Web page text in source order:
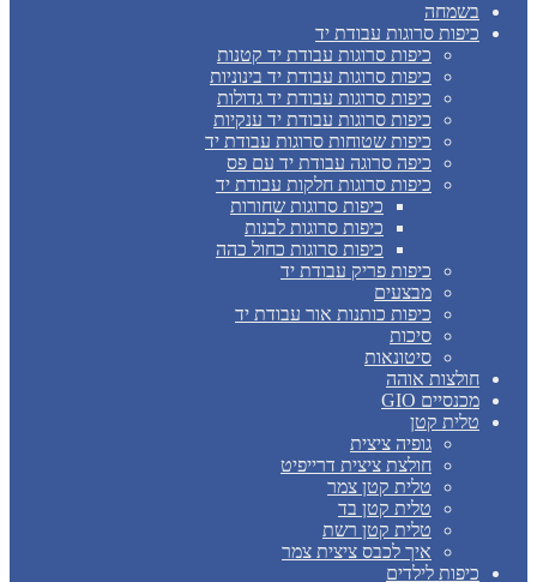
בשמחה
כיפות סרוגות עבודת יד
כיפות סרוגות עבודת יד קטנות
כיפות סרוגות עבודת יד בינוניות
כיפות סרוגות עבודת יד גדולות
כיפות סרוגות עבודת יד ענקיות
כיפות שטוחות סרוגות עבודת יד
כיפה סרוגה עבודת יד עם פס
כיפות סרוגות חלקות עבודת יד
כיפות סרוגות שחורות
כיפות סרוגות לבנות
כיפות סרוגות כחול כהה
כיפות פריק עבודת יד
מבצעים
כיפות כותנות אור עבודת יד
סיכות
סיטונאות
חולצות אוהה
מכנסיים GIO
טלית קטן
גופיה ציצית
חולצת ציצית דרייפיט
טלית קטן צמר
טלית קטן בד
טלית קטן רשת
איך לכבס ציצית צמר
כיפות לילדים